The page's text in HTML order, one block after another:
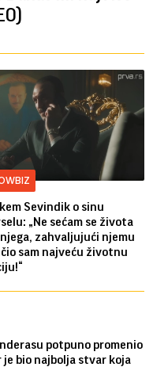
Sevindik o sinu
„Ne sećam se života
zahvaljujući njemu
sam najveću životnu
potpuno promenio
bio najbolja stvar koja